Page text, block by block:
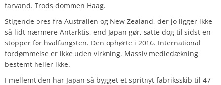
farvand. Trods dommen Haag.
Stigende pres fra Australien og New Zealand, der jo ligger ikke
så lidt nærmere Antarktis, end Japan gør, satte dog til sidst en
stopper for hvalfangsten. Den ophørte i 2016. International
fordømmelse er ikke uden virkning. Massiv mediedækning
bestemt heller ikke.
I mellemtiden har Japan så bygget et spritnyt fabriksskib til 47